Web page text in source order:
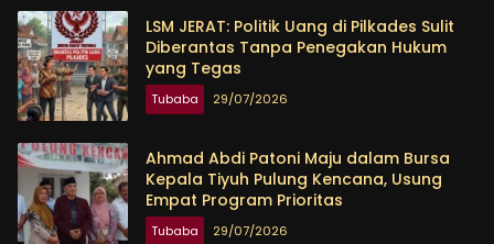
LSM JERAT: Politik Uang di Pilkades Sulit
Diberantas Tanpa Penegakan Hukum
yang Tegas
Tubaba 29/07/2026
Ahmad Abdi Patoni Maju dalam Bursa
Kepala Tiyuh Pulung Kencana, Usung
Empat Program Prioritas
Tubaba 29/07/2026